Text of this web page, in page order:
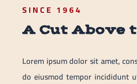
SINCE 1964
A Cut Above
Lorem ipsum dolor sit amet,
do eiusmod tempor incididunt